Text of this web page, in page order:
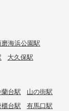
海浜公園駅
大久保駅
台駅
山の街駅
櫃台駅
有馬口駅